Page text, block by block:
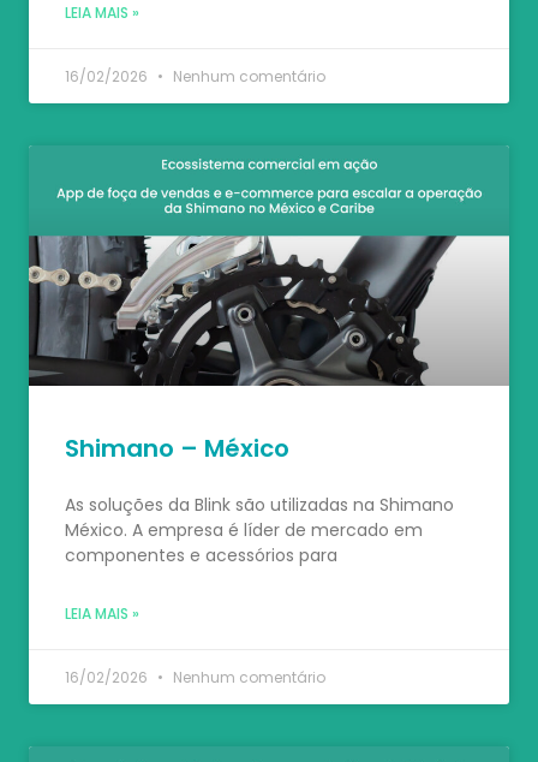
LEIA MAIS »
16/02/2026 Nenhum comentário
Shimano – México
As soluções da Blink são utilizadas na Shimano
México. A empresa é líder de mercado em
componentes e acessórios para
LEIA MAIS »
16/02/2026 Nenhum comentário